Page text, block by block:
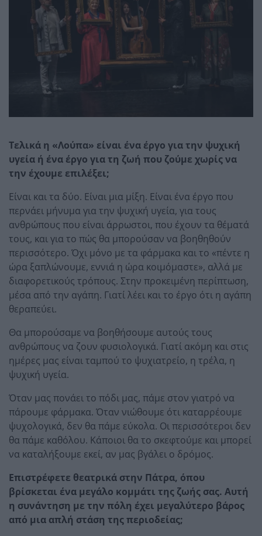
Τελικά η «Λούπα» είναι ένα έργο για την ψυχική
υγεία ή ένα έργο για τη ζωή που ζούμε χωρίς να
την έχουμε επιλέξει;
Είναι και τα δύο. Είναι μια μίξη. Είναι ένα έργο που
περνάει μήνυμα για την ψυχική υγεία, για τους
ανθρώπους που είναι άρρωστοι, που έχουν τα θέματά
τους, και για το πώς θα μπορούσαν να βοηθηθούν
περισσότερο. Όχι μόνο με τα φάρμακα και το «πέντε η
ώρα ξαπλώνουμε, εννιά η ώρα κοιμόμαστε», αλλά με
διαφορετικούς τρόπους. Στην προκειμένη περίπτωση,
μέσα από την αγάπη. Γιατί λέει και το έργο ότι η αγάπη
θεραπεύει.
Θα μπορούσαμε να βοηθήσουμε αυτούς τους
ανθρώπους να ζουν φυσιολογικά. Γιατί ακόμη και στις
ημέρες μας είναι ταμπού το ψυχιατρείο, η τρέλα, η
ψυχική υγεία.
Όταν μας πονάει το πόδι μας, πάμε στον γιατρό να
πάρουμε φάρμακα. Όταν νιώθουμε ότι καταρρέουμε
ψυχολογικά, δεν θα πάμε εύκολα. Οι περισσότεροι δεν
θα πάμε καθόλου. Κάποιοι θα το σκεφτούμε και μπορεί
να καταλήξουμε εκεί, αν μας βγάλει ο δρόμος.
Επιστρέφετε θεατρικά στην Πάτρα, όπου
βρίσκεται ένα μεγάλο κομμάτι της ζωής σας. Αυτή
η συνάντηση με την πόλη έχει μεγαλύτερο βάρος
από μια απλή στάση της περιοδείας;